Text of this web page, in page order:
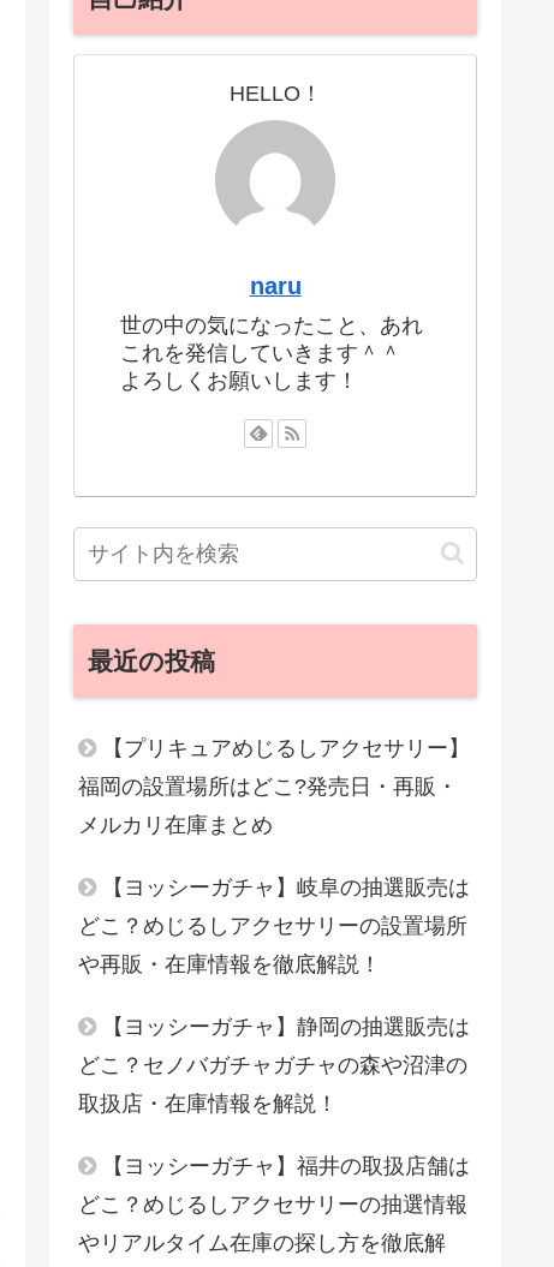
HELLO！
naru
世の中の気になったこと、あれ
これを発信していきます＾＾
よろしくお願いします！
最近の投稿
【プリキュアめじるしアクセサリー】
福岡の設置場所はどこ?発売日・再販・
メルカリ在庫まとめ
【ヨッシーガチャ】岐阜の抽選販売は
どこ？めじるしアクセサリーの設置場所
や再販・在庫情報を徹底解説！
【ヨッシーガチャ】静岡の抽選販売は
どこ？セノバガチャガチャの森や沼津の
取扱店・在庫情報を解説！
【ヨッシーガチャ】福井の取扱店舗は
どこ？めじるしアクセサリーの抽選情報
やリアルタイム在庫の探し方を徹底解